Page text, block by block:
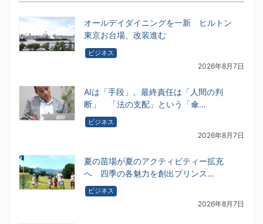
オールデイダイニングを一新 ヒルトン
東京お台場、改装進む
ビジネス
2026年8月7日
AIは「手段」、最終責任は「人間の判
断」 「法の支配」という「傘…
ビジネス
2026年8月7日
夏の苗場が夏のアクティビティー拡充
へ 四季の各魅力を創出プリンス…
ビジネス
2026年8月7日